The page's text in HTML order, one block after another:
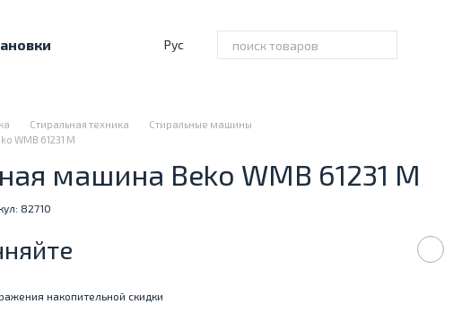
Рус
Стиральная техника
Стиральные машины
WMB 61231 M
машина Beko WMB 61231 M
82710
накопительной скидки